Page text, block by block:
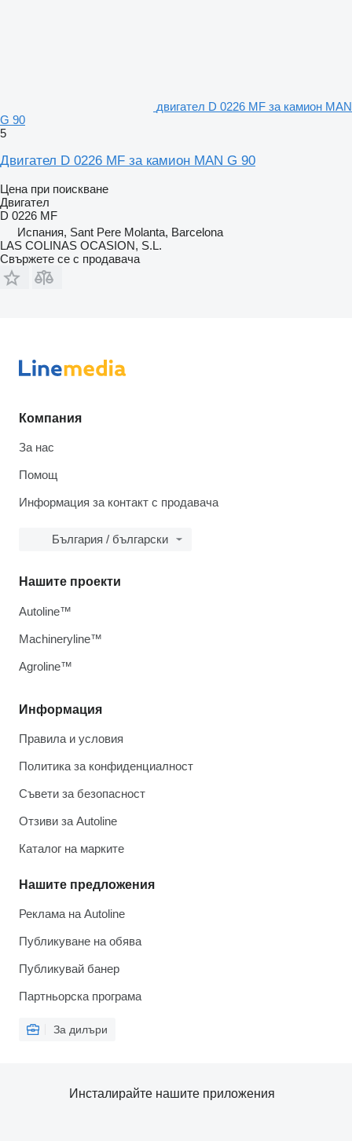
двигател D 0226 MF за камион MAN
G 90
5
Двигател D 0226 MF за камион MAN G 90
Цена при поискване
Двигател
D 0226 MF
Испания, Sant Pere Molanta, Barcelona
LAS COLINAS OCASION, S.L.
Свържете се с продавача
Компания
За нас
Помощ
Информация за контакт с продавача
България / български
Информация
Правила и условия
Политика за конфиденциалност
Съвети за безопасност
Отзиви за Autoline
Каталог на марките
Нашите предложения
Реклама на Autoline
Публикуване на обява
Публикувай банер
Партньорска програма
За дилъри
Нашите проекти
Autoline™
Machineryline™
Agroline™
Инсталирайте нашите приложения